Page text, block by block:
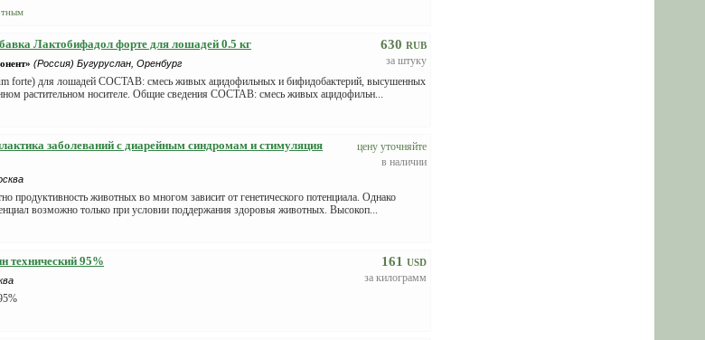
630 RUB
за штуку
Лактобифадол форте для лошадей 0.5 кг
(Россия) Бугуруслан, Оренбург
forte) для лошадей СОСТАВ: смесь живых ацидофильных и бифидобактерий, высушенных
растительном носителе. Общие сведения СОСТАВ: смесь живых ацидофильн...
цену уточняйте
в наличии
заболеваний с диарейным синдромам и стимуляция
продуктивность животных во многом зависит от генетического потенциала. Однако
возможно только при условии поддержания здоровья животных. Высокоп...
161 USD
за килограмм
технический 95%